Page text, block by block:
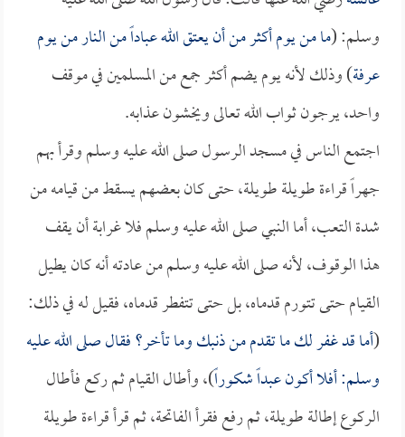
وسلم: (ما من يوم أكثر من أن يعتق الله عباداً من النار من يوم
عرفة) وذلك لأنه يوم يضم أكثر جمع من المسلمين في موقف
واحد، يرجون ثواب الله تعالى ويخشون عذابه.
اجتمع الناس في مسجد الرسول صلى الله عليه وسلم وقرأ بهم
جهراً قراءة طويلة طويلة، حتى كان بعضهم يسقط من قيامه من
شدة التعب، أما النبي صلى الله عليه وسلم فلا غرابة أن يقف
هذا الوقوف، لأنه صلى الله عليه وسلم من عادته أنه كان يطيل
القيام حتى تتورم قدماه، بل حتى تتفطر قدماه، فقيل له في ذلك:
(أما قد غفر لك ما تقدم من ذنبك وما تأخر؟ فقال صلى الله عليه
وسلم: أفلا أكون عبداً شكوراً)، وأطال القيام ثم ركع فأطال
الركوع إطالة طويلة، ثم رفع فقرأ الفاتحة، ثم قرأ قراءة طويلة